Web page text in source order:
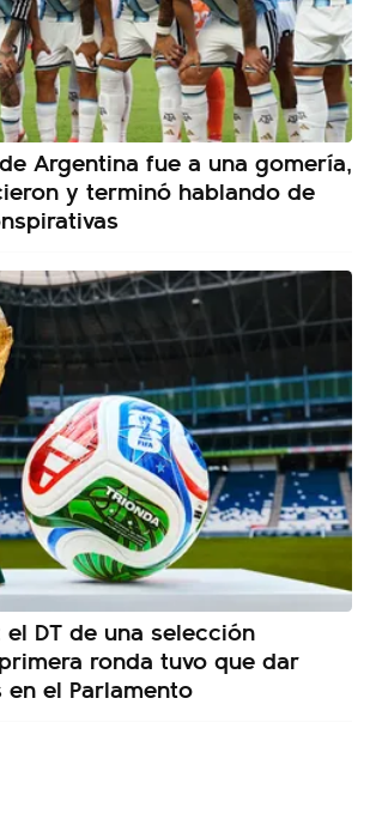
Argentina fue a una gomería,
y terminó hablando de
el DT de una selección
ronda tuvo que dar
el Parlamento